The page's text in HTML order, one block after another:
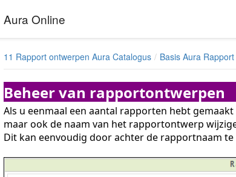
Aura Online
11 Rapport ontwerpen Aura Catalogus Basis Aura
Beheer van rapportontwerpen
Als u eenmaal een aantal rapporten hebt
maar ook de naam van het rapportontwerp
Dit kan eenvoudig door achter de rapportnaam